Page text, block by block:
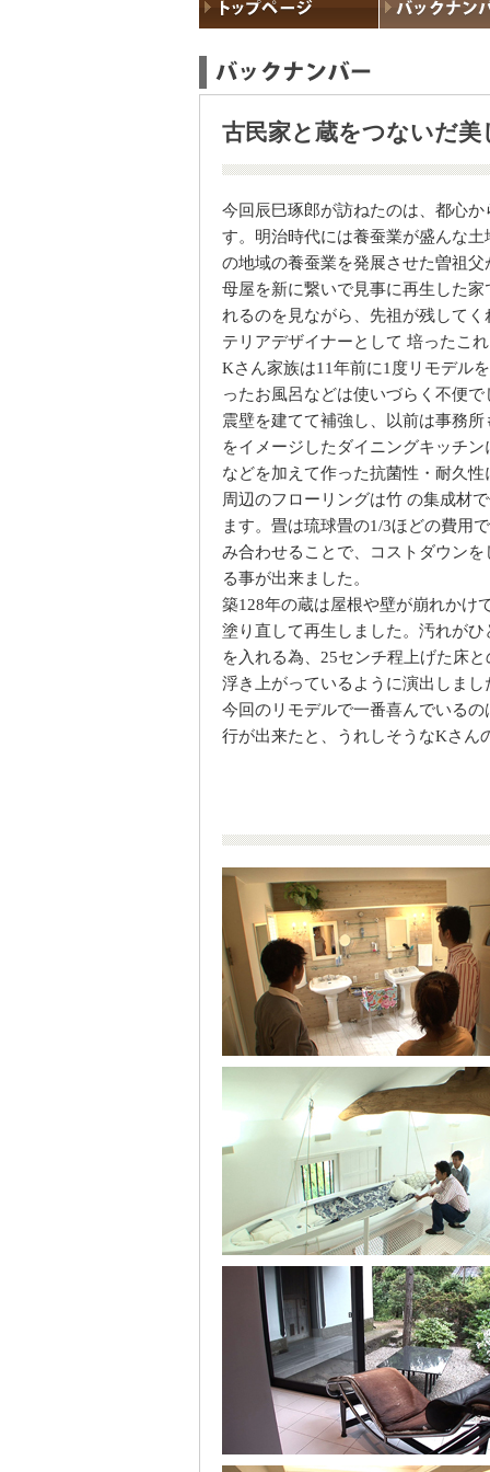
古民家と蔵をつないだ美
今回辰巳琢郎が訪ねたのは、都心
す。明治時代には養蚕業が盛んな
の地域の養蚕業を発展させた曽祖
母屋を新に繋いで見事に再生した
れるのを見ながら、先祖が残して
テリアデザイナーとして 培ったこ
Kさん家族は11年前に1度リモデル
ったお風呂などは使いづらく不便
震壁を建てて補強し、以前は事務
をイメージしたダイニングキッチ
などを加えて作った抗菌性・耐久
周辺のフローリングは竹 の集成材
ます。畳は琉球畳の1/3ほどの費用
み合わせることで、コストダウン
る事が出来ました。
築128年の蔵は屋根や壁が崩れかけ
塗り直して再生しました。汚れが
を入れる為、25センチ程上げた床
浮き上がっているように演出しまし
今回のリモデルで一番喜んでいる
行が出来たと、うれしそうなKさん